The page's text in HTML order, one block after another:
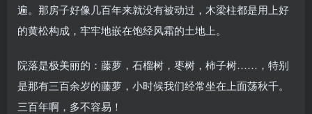
遍。那房子好像几百年来就没有被动过，木梁柱都是用上好
的黄松构成，牢牢地嵌在饱经风霜的土地上。
院落是极美丽的：藤萝，石榴树，枣树，柿子树……，特别
是那有三百余岁的藤萝，小时候我们经常坐在上面荡秋千。
三百年啊，多不容易！